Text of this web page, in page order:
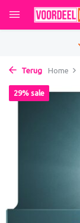
Terug Home
29% sale